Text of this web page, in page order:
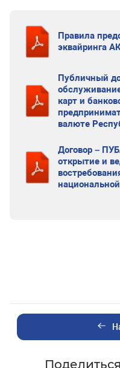
Правила
эквайринга
Публичный
карт и
валюте
Договор –
открытие и
Поделиться